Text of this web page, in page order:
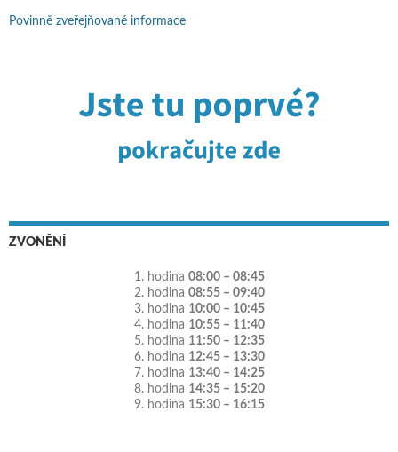
Povinně zveřejňované informace
ZVONĚNÍ
1. hodina 08:00 – 08:45
2. hodina 08:55 – 09:40
3. hodina 10:00 – 10:45
4. hodina 10:55 – 11:40
5. hodina 11:50 – 12:35
6. hodina 12:45 – 13:30
7. hodina 13:40 – 14:25
8. hodina 14:35 – 15:20
9. hodina 15:30 – 16:15